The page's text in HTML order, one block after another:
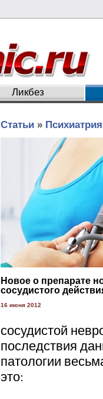
Ликбез
Статьи»
Новое о препарате
сосудистого
16 июня 2012
сосудистой
последствия
патологии
это: